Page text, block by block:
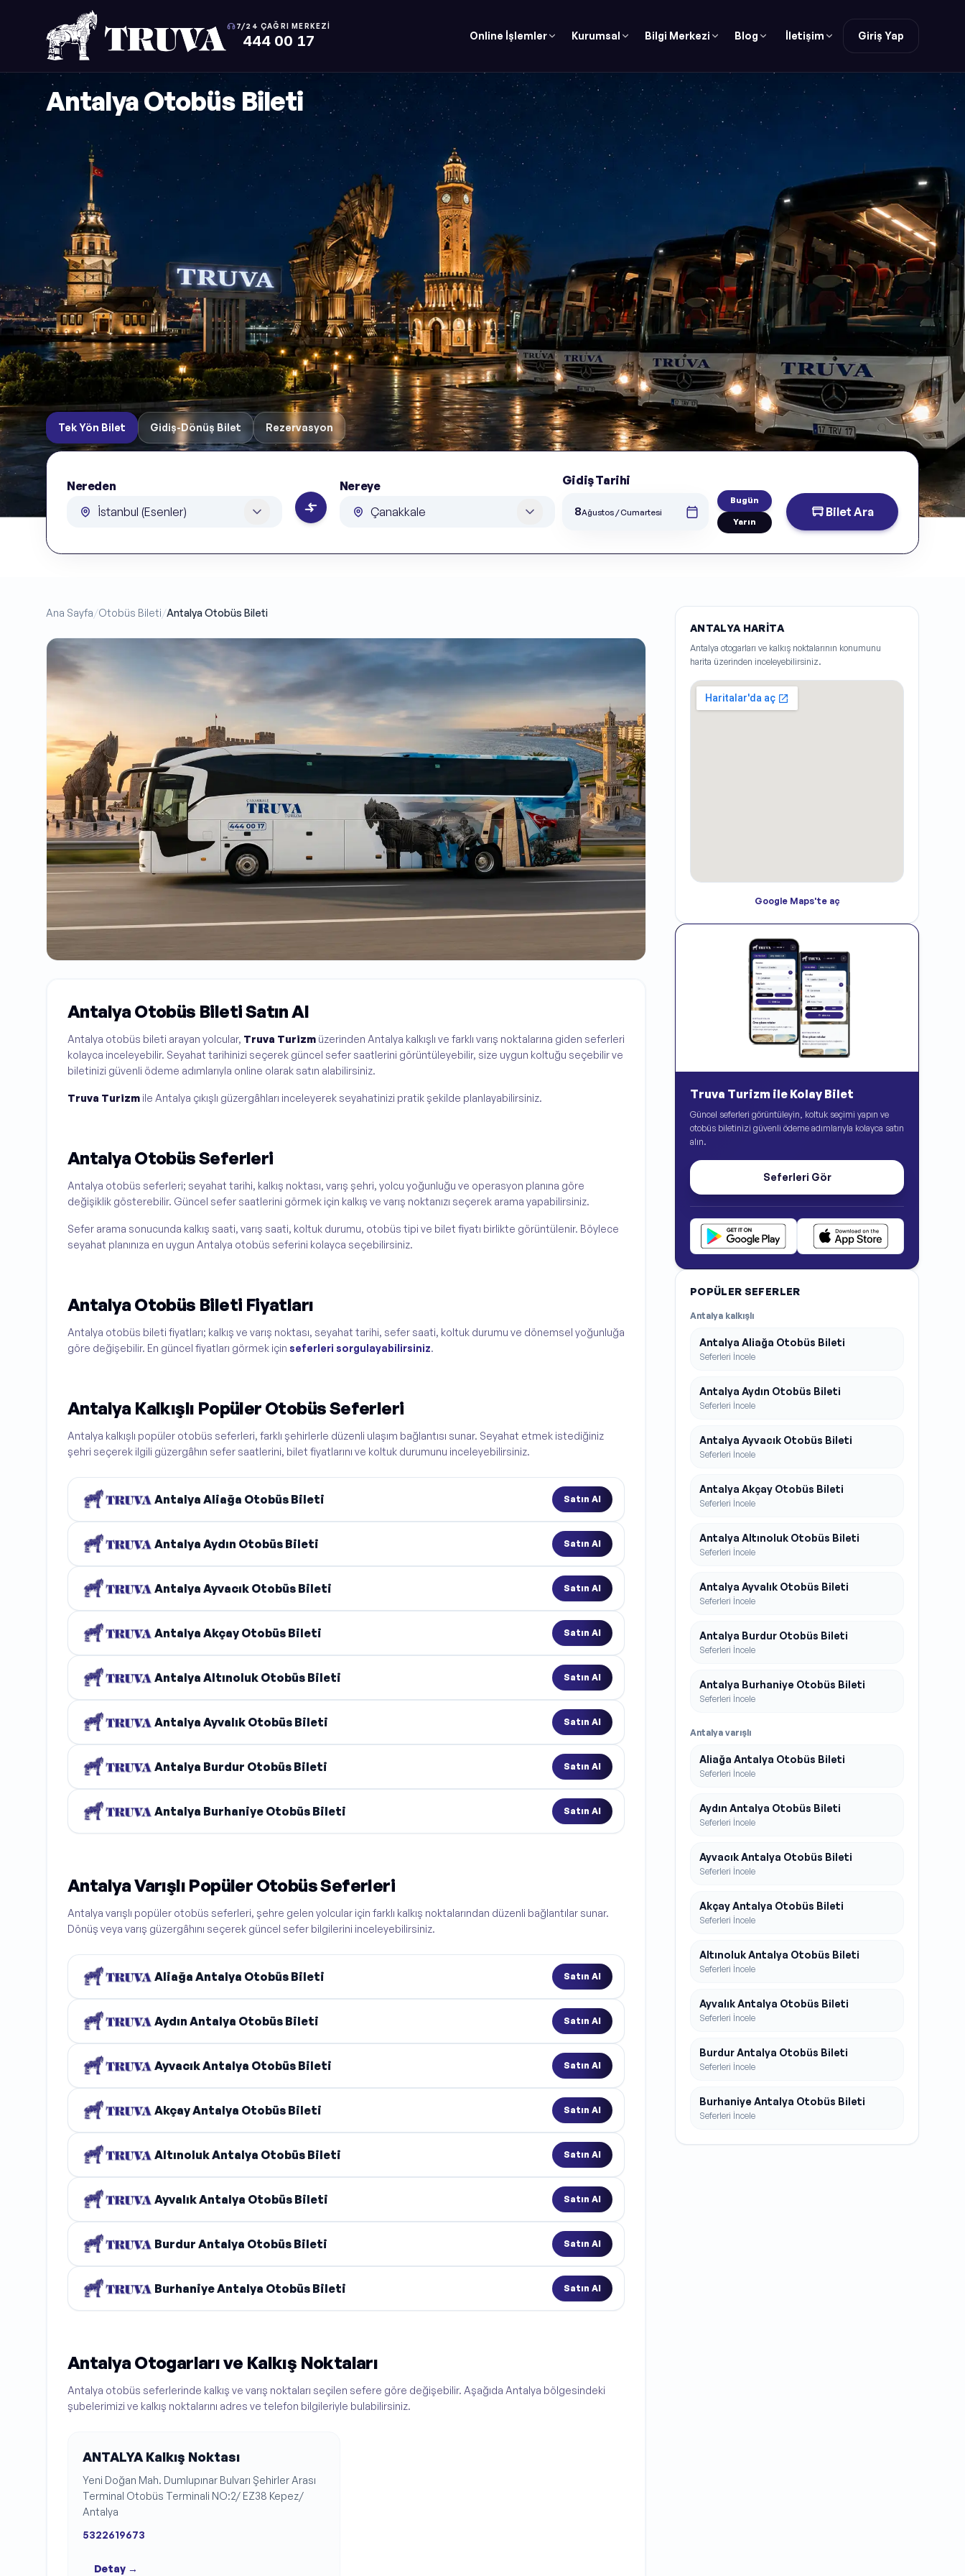
7/24 ÇAĞRI MERKEZI
444 00 17 Online İşlemler Kurumsal Bilgi Merkezi Blog İletişim Giriş Yap
Antalya Otobüs Bileti
Tek Yön Bilet Gidiş-Dönüş Bilet Rezervasyon
Nereden
Nereden
Nereye
Nereye
Gidiş Tarihi
8Ağustos / Cumartesi
Bugün
Yarın
Bilet Ara
Ana Sayfa/Otobüs Bileti/Antalya Otobüs Bileti
Antalya Otobüs Bileti Satın Al
Antalya otobüs bileti arayan yolcular, Truva Turizm üzerinden Antalya kalkışlı ve farklı varış noktalarına giden seferleri
kolayca inceleyebilir. Seyahat tarihinizi seçerek güncel sefer saatlerini görüntüleyebilir, size uygun koltuğu seçebilir ve
biletinizi güvenli ödeme adımlarıyla online olarak satın alabilirsiniz.
Truva Turizm ile Antalya çıkışlı güzergâhları inceleyerek seyahatinizi pratik şekilde planlayabilirsiniz.
Antalya Otobüs Seferleri
Antalya otobüs seferleri; seyahat tarihi, kalkış noktası, varış şehri, yolcu yoğunluğu ve operasyon planına göre
değişiklik gösterebilir. Güncel sefer saatlerini görmek için kalkış ve varış noktanızı seçerek arama yapabilirsiniz.
Sefer arama sonucunda kalkış saati, varış saati, koltuk durumu, otobüs tipi ve bilet fiyatı birlikte görüntülenir. Böylece
seyahat planınıza en uygun Antalya otobüs seferini kolayca seçebilirsiniz.
Antalya Otobüs Bileti Fiyatları
Antalya otobüs bileti fiyatları; kalkış ve varış noktası, seyahat tarihi, sefer saati, koltuk durumu ve dönemsel yoğunluğa
göre değişebilir. En güncel fiyatları görmek için seferleri sorgulayabilirsiniz.
Antalya Kalkışlı Popüler Otobüs Seferleri
Antalya kalkışlı popüler otobüs seferleri, farklı şehirlerle düzenli ulaşım bağlantısı sunar. Seyahat etmek istediğiniz
şehri seçerek ilgili güzergâhın sefer saatlerini, bilet fiyatlarını ve koltuk durumunu inceleyebilirsiniz.
Antalya Aliağa Otobüs Bileti Satın Al
Antalya Aydın Otobüs Bileti Satın Al
Antalya Ayvacık Otobüs Bileti Satın Al
Antalya Akçay Otobüs Bileti Satın Al
Antalya Altınoluk Otobüs Bileti Satın Al
Antalya Ayvalık Otobüs Bileti Satın Al
Antalya Burdur Otobüs Bileti Satın Al
Antalya Burhaniye Otobüs Bileti Satın Al
Antalya Varışlı Popüler Otobüs Seferleri
Antalya varışlı popüler otobüs seferleri, şehre gelen yolcular için farklı kalkış noktalarından düzenli bağlantılar sunar.
Dönüş veya varış güzergâhını seçerek güncel sefer bilgilerini inceleyebilirsiniz.
Aliağa Antalya Otobüs Bileti Satın Al
Aydın Antalya Otobüs Bileti Satın Al
Ayvacık Antalya Otobüs Bileti Satın Al
Akçay Antalya Otobüs Bileti Satın Al
Altınoluk Antalya Otobüs Bileti Satın Al
Ayvalık Antalya Otobüs Bileti Satın Al
Burdur Antalya Otobüs Bileti Satın Al
Burhaniye Antalya Otobüs Bileti Satın Al
Antalya Otogarları ve Kalkış Noktaları
Antalya otobüs seferlerinde kalkış ve varış noktaları seçilen sefere göre değişebilir. Aşağıda Antalya bölgesindeki
şubelerimizi ve kalkış noktalarını adres ve telefon bilgileriyle bulabilirsiniz.
ANTALYA Kalkış Noktası
Yeni Doğan Mah. Dumlupınar Bulvarı Şehirler Arası
Terminal Otobüs Terminali NO:2/ EZ38 Kepez/
Antalya
5322619673
Detay →
ANTALYA HARITA
Antalya otogarları ve kalkış noktalarının konumunu
harita üzerinden inceleyebilirsiniz.
Google Maps'te aç
Truva Turizm ile Kolay Bilet
Güncel seferleri görüntüleyin, koltuk seçimi yapın ve
otobüs biletinizi güvenli ödeme adımlarıyla kolayca satın
alın.
Seferleri Gör
POPÜLER SEFERLER
Antalya kalkışlı
Antalya Aliağa Otobüs Bileti
Seferleri İncele
Antalya Aydın Otobüs Bileti
Seferleri İncele
Antalya Ayvacık Otobüs Bileti
Seferleri İncele
Antalya Akçay Otobüs Bileti
Seferleri İncele
Antalya Altınoluk Otobüs Bileti
Seferleri İncele
Antalya Ayvalık Otobüs Bileti
Seferleri İncele
Antalya Burdur Otobüs Bileti
Seferleri İncele
Antalya Burhaniye Otobüs Bileti
Seferleri İncele
Antalya varışlı
Aliağa Antalya Otobüs Bileti
Seferleri İncele
Aydın Antalya Otobüs Bileti
Seferleri İncele
Ayvacık Antalya Otobüs Bileti
Seferleri İncele
Akçay Antalya Otobüs Bileti
Seferleri İncele
Altınoluk Antalya Otobüs Bileti
Seferleri İncele
Ayvalık Antalya Otobüs Bileti
Seferleri İncele
Burdur Antalya Otobüs Bileti
Seferleri İncele
Burhaniye Antalya Otobüs Bileti
Seferleri İncele